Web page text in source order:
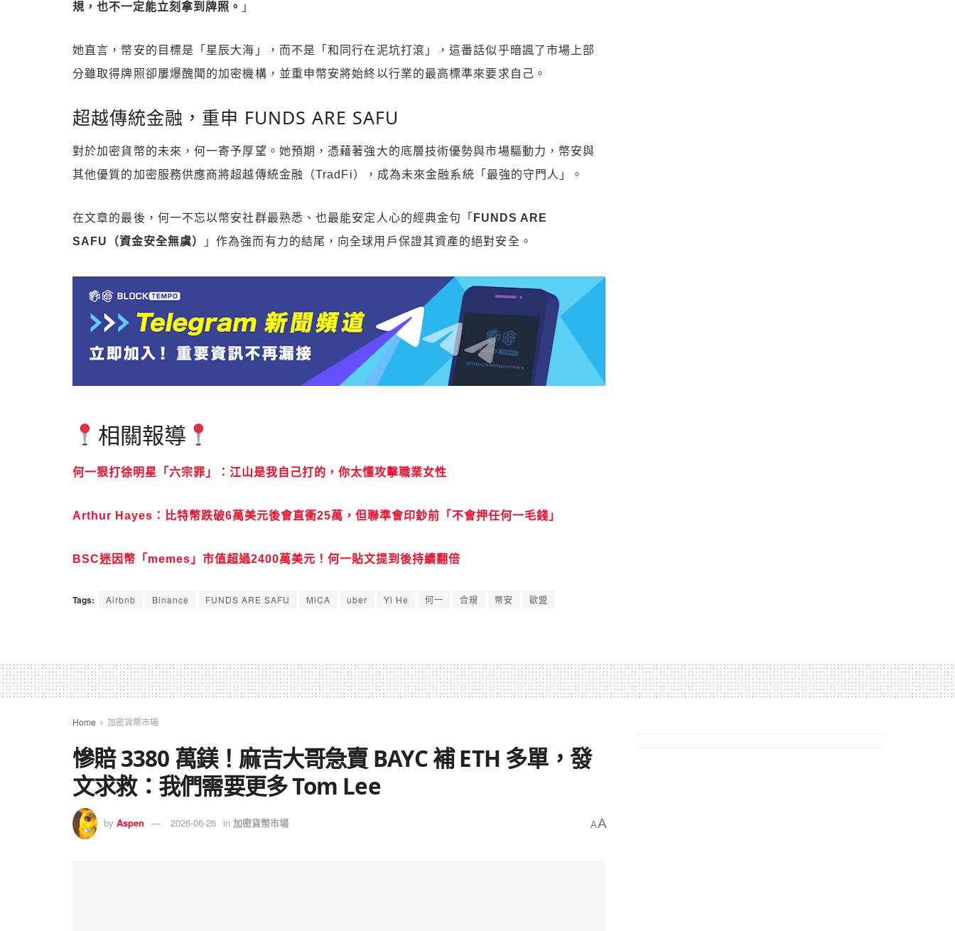
規，也不一定能立刻拿到牌照。 」
她直言，幣安的目標是「星辰大海」，而不是「和同行在泥坑打滾」，這番話似乎暗諷了市場上部
分雖取得牌照卻屢爆醜聞的加密機構，並重申幣安將始終以行業的最高標準來要求自己。
超越傳統金融，重申 FUNDS ARE SAFU
對於加密貨幣的未來，何一寄予厚望。她預期，憑藉著強大的底層技術優勢與市場驅動力，幣安與
其他優質的加密服務供應商將超越傳統金融（TradFi），成為未來金融系統「最強的守門人」。
在文章的最後，何一不忘以幣安社群最熟悉、也最能安定人心的經典金句「 FUNDS ARE
SAFU（資金安全無虞）
」作為強而有力的結尾，向全球用戶保證其資產的絕對安全。
相關報導
何一狠打徐明星「六宗罪」：江山是我自己打的，你太懂攻擊職業女性
Arthur Hayes：比特幣跌破6萬美元後會直衝25萬，但聯準會印鈔前「不會押任何一毛錢」
BSC迷因幣「memes」市值超過2400萬美元！何一貼文提到後持續翻倍
Tags: Airbnb Binance FUNDS ARE SAFU MiCA uber Yi He 何一 合規 幣安 歐盟
Home 加密貨幣市場
慘賠 3380 萬鎂！麻吉大哥急賣 BAYC 補 ETH 多單，發
文求救：我們需要更多 Tom Lee
by Aspen 2026-06-26 in 加密貨幣市場 AA